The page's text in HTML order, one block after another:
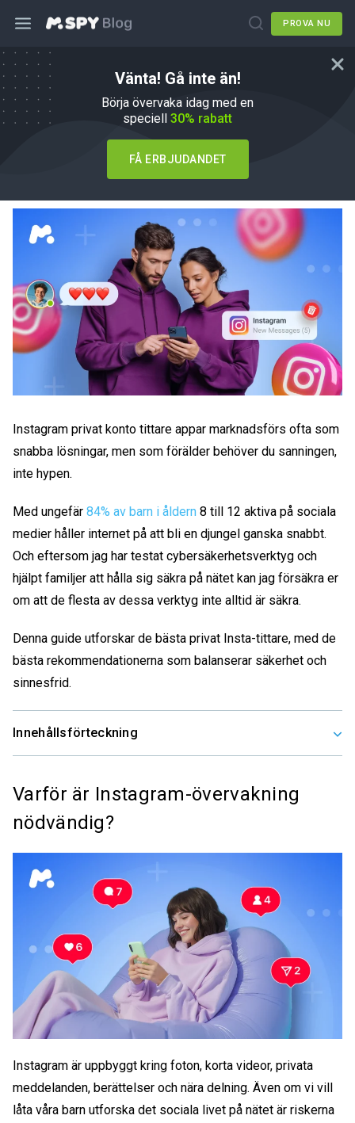
PROVA NU
Vänta! Gå inte än!
Börja övervaka idag med en
speciell 30% rabatt
FÅ ERBJUDANDET
Privata Instagram Viewer-appar: En
säkerhetsguide för föräldrar
Agnes W Linn påmSpy Alternatives
Uppdaterad 08 jul, 2026
Instagram privat konto tittare appar marknadsförs ofta som
snabba lösningar, men som förälder behöver du sanningen,
inte hypen.
Med ungefär 84% av barn i åldern 8 till 12 aktiva på sociala
medier håller internet på att bli en djungel ganska snabbt.
Och eftersom jag har testat cybersäkerhetsverktyg och
hjälpt familjer att hålla sig säkra på nätet kan jag försäkra er
om att de flesta av dessa verktyg inte alltid är säkra.
Denna guide utforskar de bästa privat Insta-tittare, med de
bästa rekommendationerna som balanserar säkerhet och
sinnesfrid.
Innehållsförteckning
Varför är Instagram-övervakning
nödvändig?
Instagram är uppbyggt kring foton, korta videor, privata
meddelanden, berättelser och nära delning. Även om vi vill
låta våra barn utforska det sociala livet på nätet är riskerna